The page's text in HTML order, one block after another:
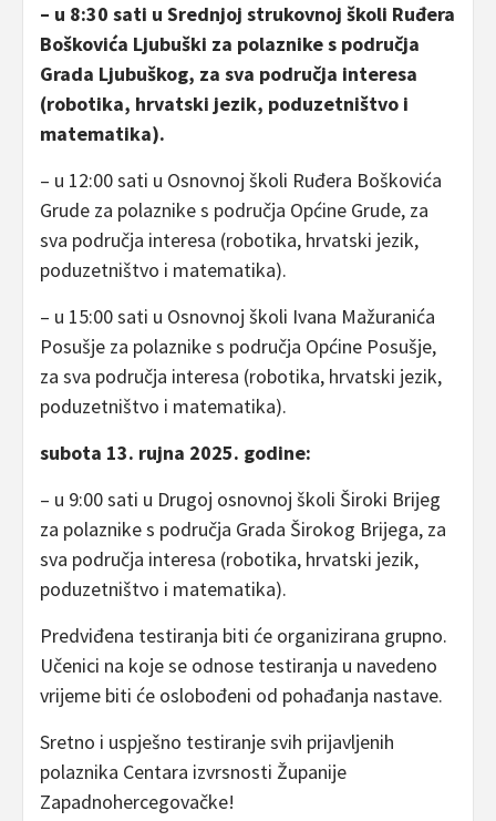
– u 8:30 sati u Srednjoj strukovnoj školi Ruđera
Boškovića Ljubuški za polaznike s područja
Grada Ljubuškog, za sva područja interesa
(robotika, hrvatski jezik, poduzetništvo i
matematika).
– u 12:00 sati u Osnovnoj školi Ruđera Boškovića
Grude za polaznike s područja Općine Grude, za
sva područja interesa (robotika, hrvatski jezik,
poduzetništvo i matematika).
– u 15:00 sati u Osnovnoj školi Ivana Mažuranića
Posušje za polaznike s područja Općine Posušje,
za sva područja interesa (robotika, hrvatski jezik,
poduzetništvo i matematika).
subota 13. rujna 2025. godine:
– u 9:00 sati u Drugoj osnovnoj školi Široki Brijeg
za polaznike s područja Grada Širokog Brijega, za
sva područja interesa (robotika, hrvatski jezik,
poduzetništvo i matematika).
Predviđena testiranja biti će organizirana grupno.
Učenici na koje se odnose testiranja u navedeno
vrijeme biti će oslobođeni od pohađanja nastave.
Sretno i uspješno testiranje svih prijavljenih
polaznika Centara izvrsnosti Županije
Zapadnohercegovačke!